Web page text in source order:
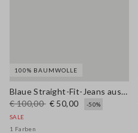
100% BAUMWOLLE
Blaue Straight-Fit-Jeans aus reiner Baumwolle
€ 100,00 € 50,00
-50%
SALE
1 Farben